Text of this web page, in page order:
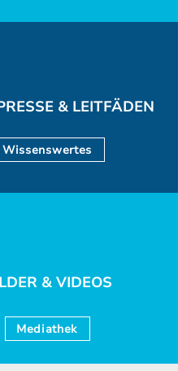
& LEITFÄDEN
Wissenswertes
& VIDEOS
Mediathek